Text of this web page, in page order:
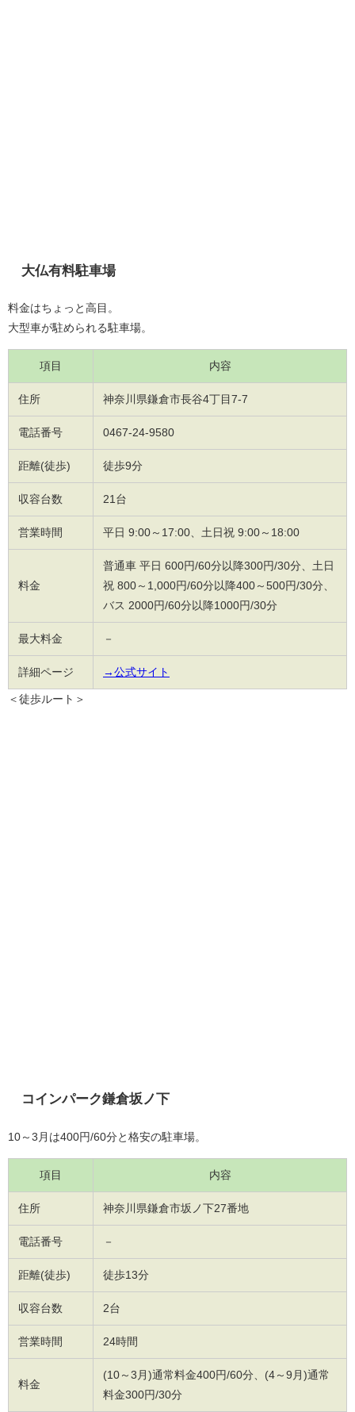
大仏有料駐車場
料金はちょっと高目。
大型車が駐められる駐車場。
項目 内容
住所 神奈川県鎌倉市長谷4丁目7-7
電話番号 0467-24-9580
距離(徒歩) 徒歩9分
収容台数 21台
営業時間 平日 9:00～17:00、土日祝 9:00～18:00
料金
普通車 平日 600円/60分以降300円/30分、土日
祝 800～1,000円/60分以降400～500円/30分、
バス 2000円/60分以降1000円/30分
最大料金 －
詳細ページ →公式サイト
＜徒歩ルート＞
コインパーク鎌倉坂ノ下
10～3月は400円/60分と格安の駐車場。
項目 内容
住所 神奈川県鎌倉市坂ノ下27番地
電話番号 －
距離(徒歩) 徒歩13分
収容台数 2台
営業時間 24時間
料金
(10～3月)通常料金400円/60分、(4～9月)通常
料金300円/30分